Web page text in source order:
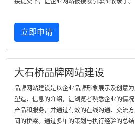
接提交下，让企业网站被搜索引擎所收录了。
立即申请
大石桥品牌网站建设
品牌网站建设是以企业品牌形象展示及创意
塑造、信息的介绍，让浏览者熟悉企业的情
产品和服务，并通过有效的在线沟通、交流
间的桥梁。通过多年的策划与执行经验的总